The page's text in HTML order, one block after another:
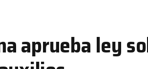
aprueba ley